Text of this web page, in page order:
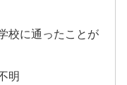
校に通ったことが
明